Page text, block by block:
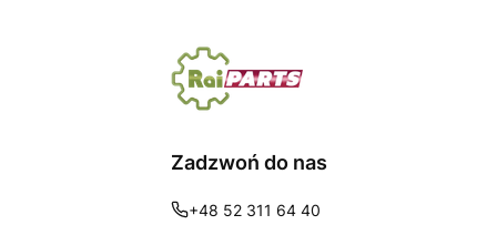
Zadzwoń do nas
+48 52 311 64 40